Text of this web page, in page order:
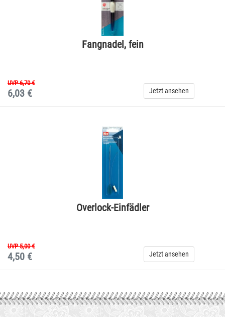
Fangnadel, fein
UVP 6,70 €
6,03 € Jetzt ansehen
Overlock-Einfädler
UVP 5,00 €
4,50 € Jetzt ansehen